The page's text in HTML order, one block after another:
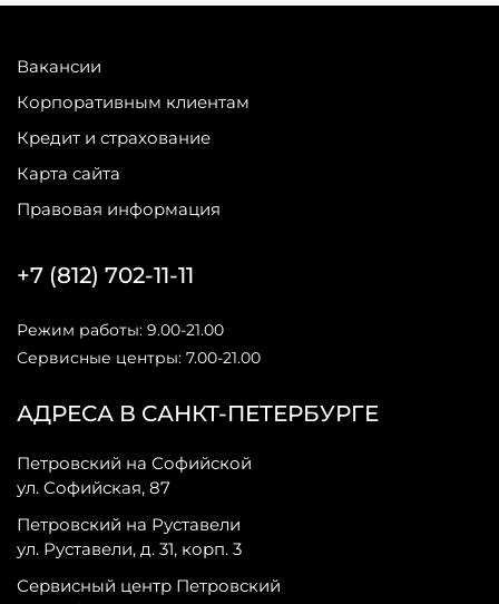
Вакансии
Корпоративным клиентам
Кредит и страхование
Карта сайта
Правовая информация
АДРЕСА В САНКТ-ПЕТЕРБУРГЕ
Петровский на Софийской
ул. Софийская, 87
Петровский на Руставели
ул. Руставели, д. 31, корп. 3
Сервисный центр Петровский
+7 (812) 702-11-11
Режим работы: 9.00-21.00
Сервисные центры: 7.00-21.00